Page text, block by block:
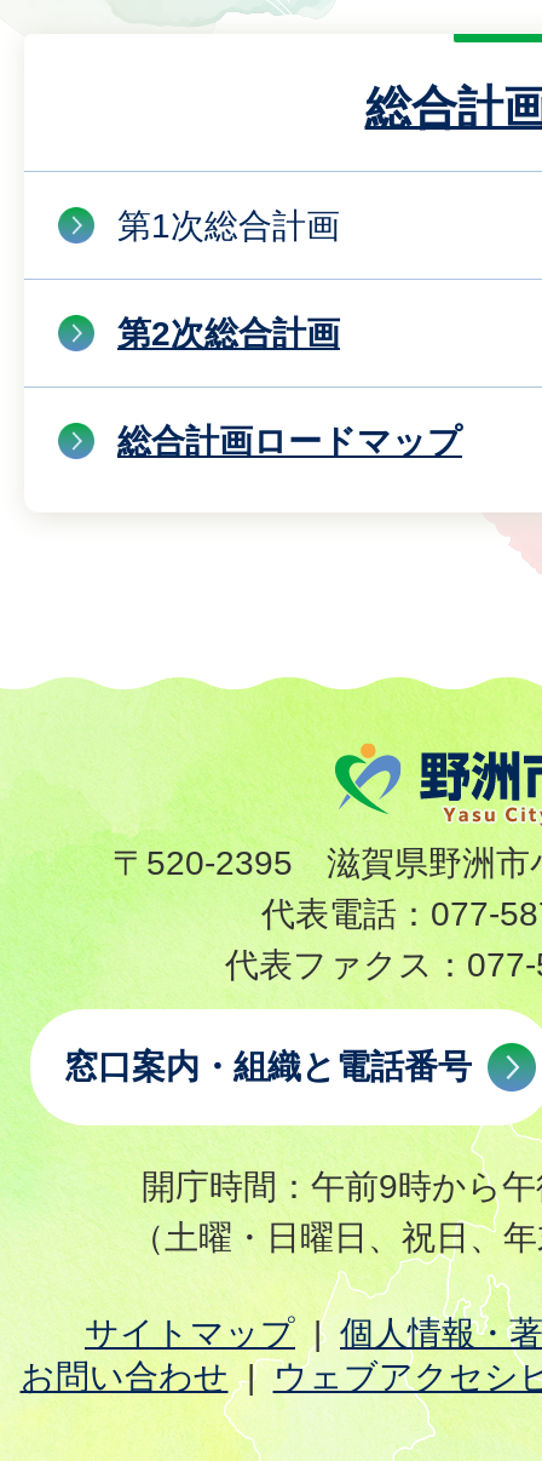
総合計
第1次総合計画
第2次総合計画
総合計画ロードマップ
〒520-2395 滋賀県野洲市
代表電話： 077-
代表ファクス：
窓口案内・組織と電話番号
開庁時間：午前9時から
（土曜・日曜日、祝日、
サイトマップ
個人情報・
お問い合わせ
ウェブアクセシ